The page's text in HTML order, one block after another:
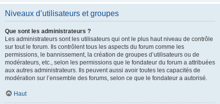
Niveaux d’utilisateurs et groupes
Que sont les administrateurs ?
Les administrateurs sont les utilisateurs qui ont le plus haut niveau de contrôle
sur tout le forum. Ils contrôlent tous les aspects du forum comme les
permissions, le bannissement, la création de groupes d’utilisateurs ou de
modérateurs, etc., selon les permissions que le fondateur du forum a attribuées
aux autres administrateurs. Ils peuvent aussi avoir toutes les capacités de
modération sur l’ensemble des forums, selon ce que le fondateur a autorisé.
Haut